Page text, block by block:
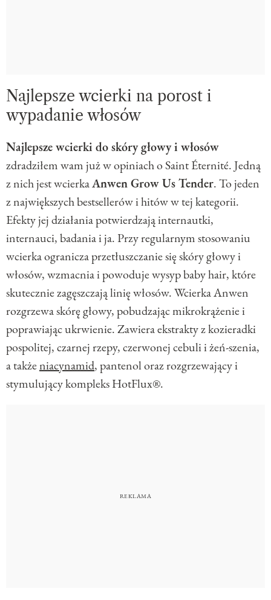
Najlepsze wcierki na porost i
wypadanie włosów
Najlepsze wcierki do skóry głowy i włosów
zdradziłem wam już w opiniach o Saint Éternité. Jedną
z nich jest wcierkaAnwen Grow Us Tender. To jeden
z największych bestsellerów i hitów w tej kategorii.
Efekty jej działania potwierdzają internautki,
internauci, badania i ja. Przy regularnym stosowaniu
wcierka ogranicza przetłuszczanie się skóry głowy i
włosów, wzmacnia i powoduje wysyp baby hair, które
skutecznie zagęszczają linię włosów. Wcierka Anwen
rozgrzewa skórę głowy, pobudzając mikrokrążenie i
poprawiając ukrwienie. Zawiera ekstrakty z kozieradki
pospolitej, czarnej rzepy, czerwonej cebuli i żeń-szenia,
a takżeniacynamid, pantenol oraz rozgrzewający i
stymulujący kompleks HotFlux®.